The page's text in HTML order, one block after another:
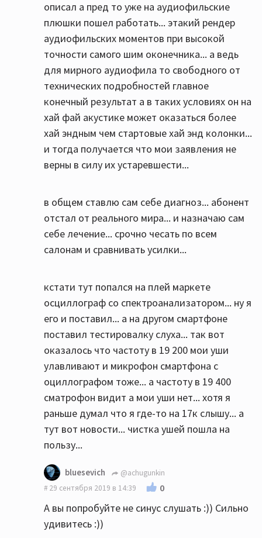
описал а пред то уже на аудиофильские
плюшки пошел работать... этакий рендер
аудиофильских моментов при высокой
точности самого шим оконечника... а ведь
для мирного аудиофила то свободного от
технических подробностей главное
конечный результат а в таких условиях он на
хай фай акустике может оказаться более
хай эндным чем стартовые хай энд колонки...
и тогда получается что мои заявления не
верны в силу их устаревшести...
в общем ставлю сам себе диагноз... абонент
отстал от реального мира... и назначаю сам
себе лечение... срочно чесать по всем
салонам и сравнивать усилки...
кстати тут попался на плей маркете
осциллограф со спектроанализатором... ну я
его и поставил... а на другом смартфоне
поставил тестировалку слуха... так вот
оказалось что частоту в 19 200 мои уши
улавливают и микрофон смартфона с
оциллографом тоже... а частоту в 19 400
сматрофон видит а мои уши нет... хотя я
раньше думал что я где-то на 17к слышу... а
тут вот новости... чистка ушей пошла на
пользу...
bluesevich
@achugunkin
29 сентября 2019 в 14:39
0
А вы попробуйте не синус слушать :)) Сильно
удивитесь :))